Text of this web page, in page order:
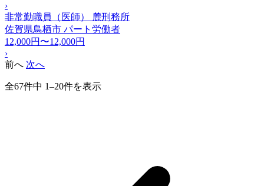
›
非常勤職員（医師） 麓刑務所
佐賀県鳥栖市 パート労働者
12,000円〜12,000円
›
前へ 次へ
全67件中 1–20件を表示